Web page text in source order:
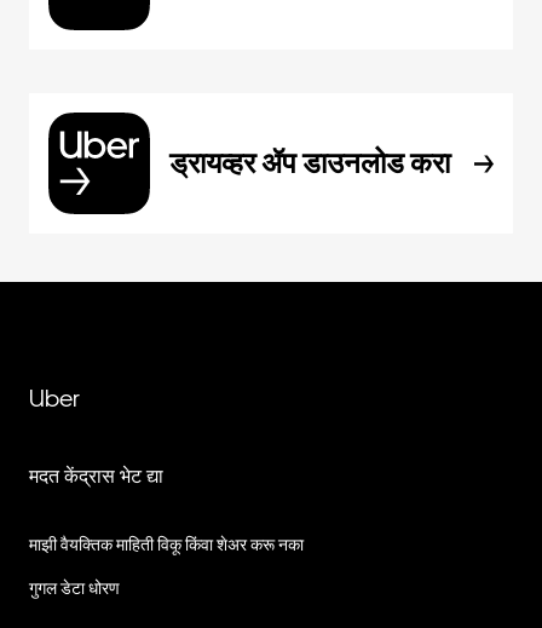
ड्रायव्हर ॲप डाउनलोड करा
Uber
मदत केंद्रास भेट द्या
माझी वैयक्तिक माहिती विकू किंवा शेअर करू नका
गुगल डेटा धोरण